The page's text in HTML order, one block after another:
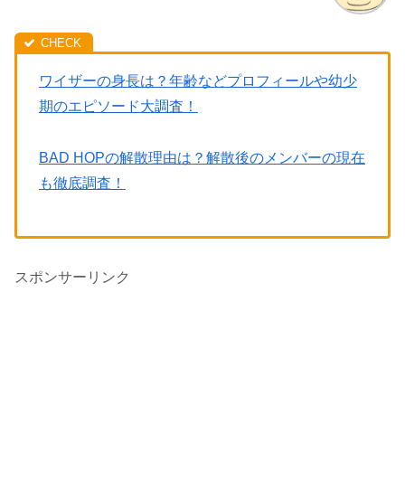
ワイザーの身長は？年齢などプロフィールや幼少
期のエピソード大調査！
BAD HOPの解散理由は？解散後のメンバーの現在
も徹底調査！
スポンサーリンク